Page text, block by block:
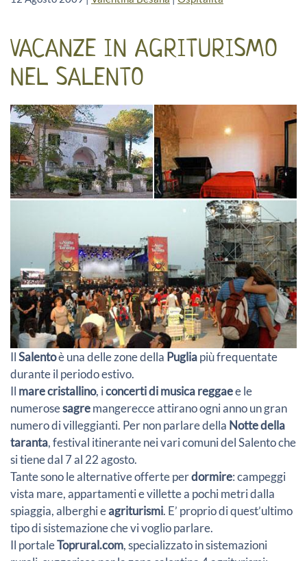
VACANZE IN AGRITURISMO
NEL SALENTO
IlSalentoè una delle zone della Pugliapiù frequentate
durante il periodo estivo.
Il mare cristallino, iconcerti di musica reggaee le
numerosesagremangerecce attirano ogni anno un gran
numero di villeggianti. Per non parlare della Notte della
taranta, festival itinerante nei vari comuni del Salento che
si tiene dal 7 al 22 agosto.
Tante sono le alternative offerte perdormire: campeggi
vista mare, appartamenti e villette a pochi metri dalla
spiaggia, alberghi eagriturismi. E’ proprio di quest’ultimo
tipo di sistemazione che vi voglio parlare.
Il portaleToprural.com, specializzato in sistemazioni